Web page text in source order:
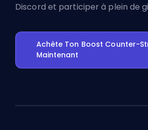
Discord et participer à plein de
Achète Ton Boost Counter-
Maintenant